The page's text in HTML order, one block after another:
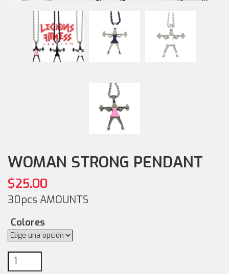
WOMAN STRONG PENDANT
$25.00
30pcs AMOUNTS
Colores
Woman STRONG PENDANT cantidad